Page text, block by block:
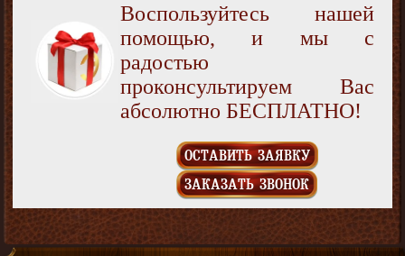
Воспользуйтесь нашей
помощью, и мы с
радостью
проконсультируем Вас
абсолютно БЕСПЛАТНО!
ОСТАВИТЬ ЗАЯВКУ
ЗАКАЗАТЬ ЗВОНОК